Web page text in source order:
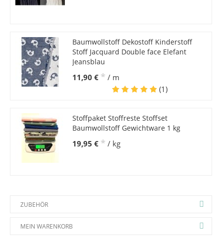
Baumwollstoff Dekostoff Kinderstoff
Stoff Jacquard Double face Elefant
Jeansblau
11,90 € * / m
(1)
Stoffpaket Stoffreste Stoffset
Baumwollstoff Gewichtware 1 kg
19,95 € * / kg
ZUBEHÖR
MEIN WARENKORB